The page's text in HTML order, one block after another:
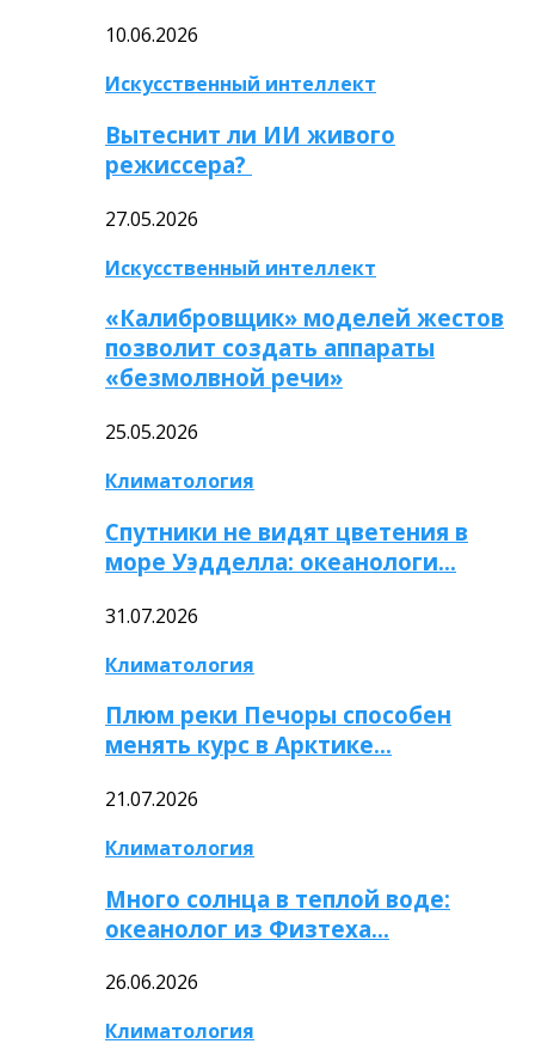
10.06.2026
Искусственный интеллект
Вытеснит ли ИИ живого
режиссера?
27.05.2026
Искусственный интеллект
«Калибровщик» моделей жестов
позволит создать аппараты
«безмолвной речи»
25.05.2026
Климатология
Спутники не видят цветения в
море Уэдделла: океанологи…
31.07.2026
Климатология
Плюм реки Печоры способен
менять курс в Арктике…
21.07.2026
Климатология
Много солнца в теплой воде:
океанолог из Физтеха…
26.06.2026
Климатология